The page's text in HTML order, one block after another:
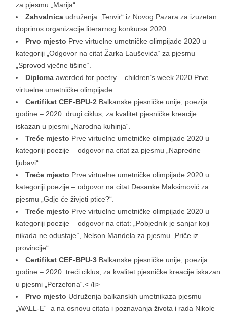
za pjesmu „Marija“.
Zahvalnica udruženja „Tenvir“ iz Novog Pazara za izuzetan
doprinos organizacije literarnog konkursa 2020.
Prvo mjesto Prve virtuelne umetničke olimpijade 2020 u
kategoriji „Odgovor na citat Žarka Lauševića“ za pjesmu
„Sprovod vječne tišine“.
Diploma awerded for poetry – children’s week 2020 Prve
virtuelne umetničke olimpijade.
Certifikat CEF-BPU-2 Balkanske pjesničke unije, poezija
godine – 2020. drugi ciklus, za kvalitet pjesničke kreacije
iskazan u pjesmi „Narodna kuhinja“.
Treće mjesto Prve virtuelne umetničke olimpijade 2020 u
kategoriji poezije – odgovor na citat za pjesmu „Napredne
ljubavi“.
Treće mjesto Prve virtuelne umetničke olimpijade 2020 u
kategoriji poezije – odgovor na citat Desanke Maksimović za
pjesmu „Gdje će živjeti ptice?“.
Treće mjesto Prve virtuelne umetničke olimpijade 2020 u
kategoriji poezije – odgovor na citat: „Pobjednik je sanjar koji
nikada ne odustaje“, Nelson Mandela za pjesmu „Priče iz
provincije“.
Certifikat CEF-BPU-3 Balkanske pjesničke unije, poezija
godine – 2020. treći ciklus, za kvalitet pjesničke kreacije iskazan
u pjesmi „Perzefona“.< /li>
Prvo mjesto Udruženja balkanskih umetnikaza pjesmu
„WALL-E“ a na osnovu citata i poznavanja života i rada Nikole